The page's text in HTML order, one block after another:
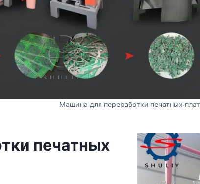
Машина для переработки печатных плат
печатных